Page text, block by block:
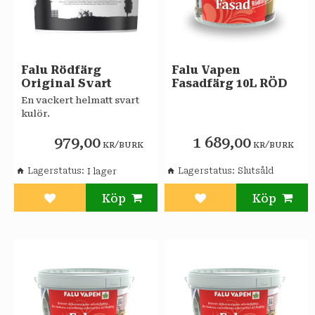
Falu Rödfärg
Original Svart
En vackert helmatt svart
kulör.
979,00 KR/BURK
Lägg till i favoriter
Lagerstatus
Falu Vapen
Fasadfärg 10L RÖD
1 689,00 KR/BURK
Lägg till i favoriter
Lagerstatus Slutsåld